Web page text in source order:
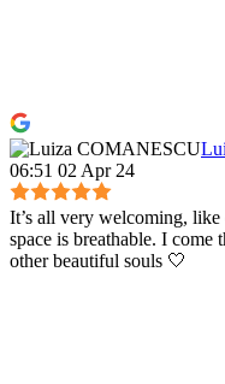
06:51 02 Apr 24
It’s all very welcoming,
space is breathable. I come
other beautiful souls 🤍